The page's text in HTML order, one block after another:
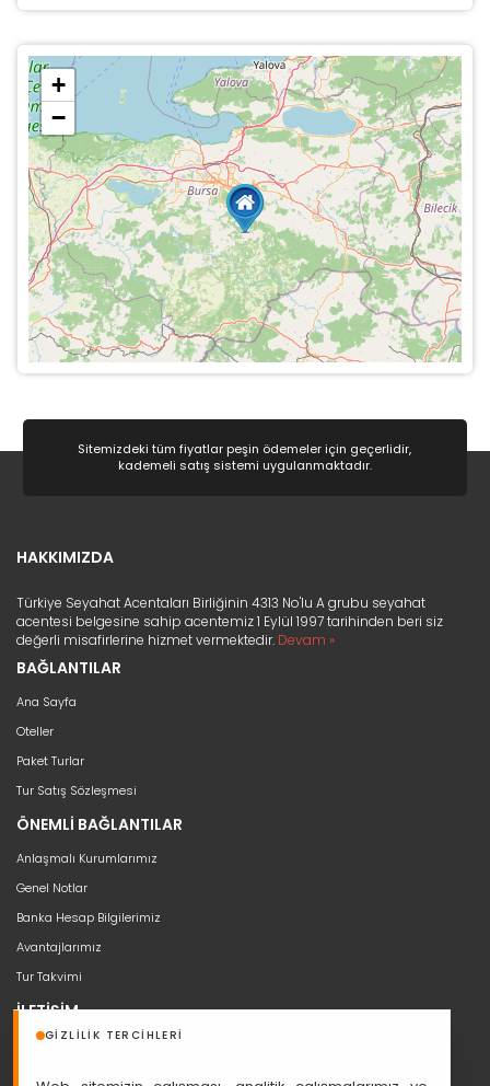
GIZLILIK TERCIHLERI
+
−
Sitemizdeki tüm fiyatlar peşin ödemeler için geçerlidir,
kademeli satış sistemi uygulanmaktadır.
HAKKIMIZDA
Türkiye Seyahat Acentaları Birliğinin 4313 No'lu A grubu seyahat
acentesi belgesine sahip acentemiz 1 Eylül 1997 tarihinden beri siz
değerli misafirlerine hizmet vermektedir. Devam »
BAĞLANTILAR
Ana Sayfa
Oteller
Paket Turlar
Tur Satış Sözleşmesi
ÖNEMLİ BAĞLANTILAR
Anlaşmalı Kurumlarımız
Genel Notlar
Banka Hesap Bilgilerimiz
Avantajlarımız
Tur Takvimi
İLETİŞİM
bilgi@seyahat53.com